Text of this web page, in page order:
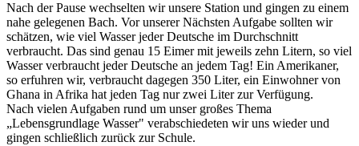
Nach der Pause wechselten wir unsere Station und gingen zu einem
nahe gelegenen Bach. Vor unserer Nächsten Aufgabe sollten wir
schätzen, wie viel Wasser jeder Deutsche im Durchschnitt
verbraucht. Das sind genau 15 Eimer mit jeweils zehn Litern, so viel
Wasser verbraucht jeder Deutsche an jedem Tag! Ein Amerikaner,
so erfuhren wir, verbraucht dagegen 350 Liter, ein Einwohner von
Ghana in Afrika hat jeden Tag nur zwei Liter zur Verfügung.
Nach vielen Aufgaben rund um unser großes Thema
„Lebensgrundlage Wasser" verabschiedeten wir uns wieder und
gingen schließlich zurück zur Schule.